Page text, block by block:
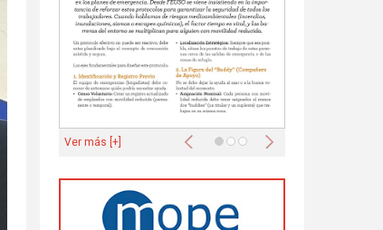
Anterior Siguiente
Ver más [+]